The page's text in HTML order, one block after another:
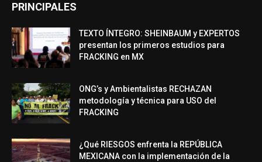
PRINCIPALES
TEXTO ÍNTEGRO: SHEINBAUM y EXPERTOS
presentan los primeros estudios para
FRACKING en MX
ONG’s y Ambientalistas RECHAZAN
metodología y técnica para USO del
FRACKING
¿Qué RIESGOS enfrenta la REPÚBLICA
MEXICANA con la implementación de la